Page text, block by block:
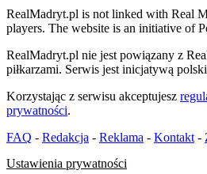
RealMadryt.pl is not linked with Real
players. The website is an initiative of
RealMadryt.pl nie jest powiązany z
piłkarzami. Serwis jest inicjatywą
Korzystając z serwisu akceptujesz
prywatności.
FAQ - Redakcja - Reklama - Kontakt -
Ustawienia prywatności